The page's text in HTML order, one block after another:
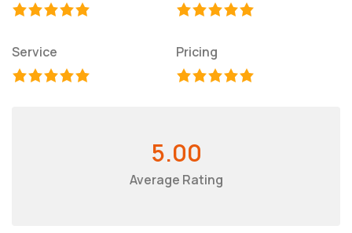
Service Pricing
5.00
Average Rating